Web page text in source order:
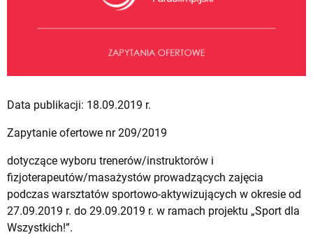
Data publikacji: 18.09.2019 r.
Zapytanie ofertowe nr 209/2019
dotyczące wyboru trenerów/instruktorów i
fizjoterapeutów/masażystów prowadzących zajęcia
podczas warsztatów sportowo-aktywizujących w okresie od
27.09.2019 r. do 29.09.2019 r. w ramach projektu „Sport dla
Wszystkich!”.